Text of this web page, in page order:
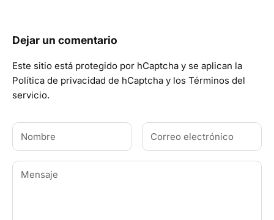
Dejar un comentario
Este sitio está protegido por hCaptcha y se aplican la
Política de privacidad de hCaptcha y los Términos del
servicio.